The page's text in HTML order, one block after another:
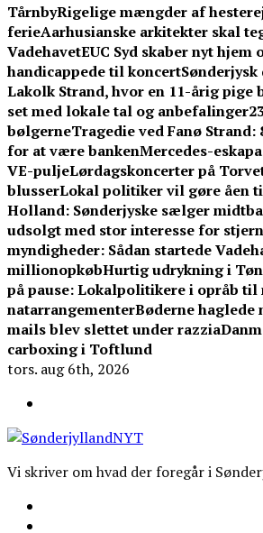
TårnbyRigelige mængder af
ferieAarhusianske arkitekter skal
VadehavetEUC Syd skaber nyt
handicappede til koncert
Lakolk Strand, hvor en 11-årig
set med lokale tal og anbefalinger
bølgerneTragedie ved Fanø
for at være bankenMercedes-
VE-puljeLørdagskoncerter på
blusserLokal politiker vil gøre åen
Holland: Sønderjyske sælger
udsolgt med stor interesse for
myndigheder: Sådan startede
millionopkøbHurtig udrykning i
på pause: Lokalpolitikere i opråb
natarrangementerBøderne
mails blev slettet under razzia
carboxing i Toftlund
tors. aug 6th, 2026
Vi skriver om hvad der foregår i